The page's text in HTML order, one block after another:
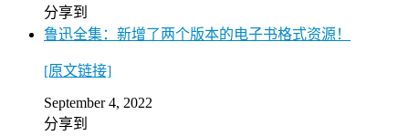
分享到
鲁迅全集：新增了两个版本的电子书格式资源！
[原文链接]
September 4, 2022
分享到